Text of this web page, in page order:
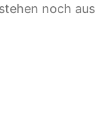
noch